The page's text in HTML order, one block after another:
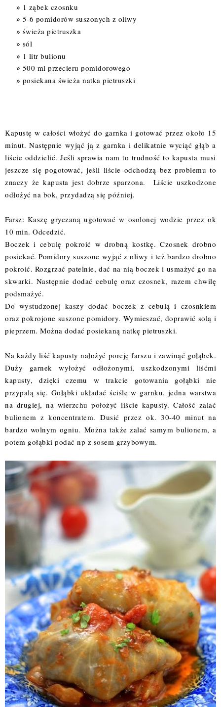
1 ząbek czosnku
5-6 pomidorów suszonych z oliwy
świeża pietruszka
sól
1 litr bulionu
500 ml przecieru pomidorowego
posiekana świeża natka pietruszki
Kapustę w całości włożyć do garnka i gotować przez około 15
minut. Następnie wyjąć ją z garnka i delikatnie wyciąć głąb a
liście oddzielić. Jeśli sprawia nam to trudność to kapusta musi
jeszcze się pogotować, jeśli liście odchodzą bez problemu to
znaczy że kapusta jest dobrze sparzona. Liście uszkodzone
odłożyć na bok, przydadzą się później.
Farsz: Kaszę gryczaną ugotować w osolonej wodzie przez ok
10 min. Odcedzić.
Boczek i cebulę pokroić w drobną kostkę. Czosnek drobno
posiekać. Pomidory suszone wyjąć z oliwy i też bardzo drobno
pokroić. Rozgrzać patelnie, dać na nią boczek i usmażyć go na
skwarki. Następnie dodać cebulę oraz czosnek, razem chwilę
podsmażyć.
Do wystudzonej kaszy dodać boczek z cebulą i czosnkiem
oraz pokrojone suszone pomidory. Wymieszać, doprawić solą i
pieprzem. Można dodać posiekaną natkę pietruszki.
Na każdy liść kapusty nałożyć porcję farszu i zawinąć gołąbek.
Duży garnek wyłożyć odłożonymi, uszkodzonymi liśćmi
kapusty, dzięki czemu w trakcie gotowania gołąbki nie
przypalą się. Gołąbki układać ściśle w garnku, jedna warstwa
na drugiej, na wierzchu położyć liście kapusty. Całość zalać
bulionem z koncentratem.Dusić przez ok. 30-40 minut na
bardzo wolnym ogniu. Można także zalać samym bulionem, a
potem gołąbki podać np z sosem grzybowym.